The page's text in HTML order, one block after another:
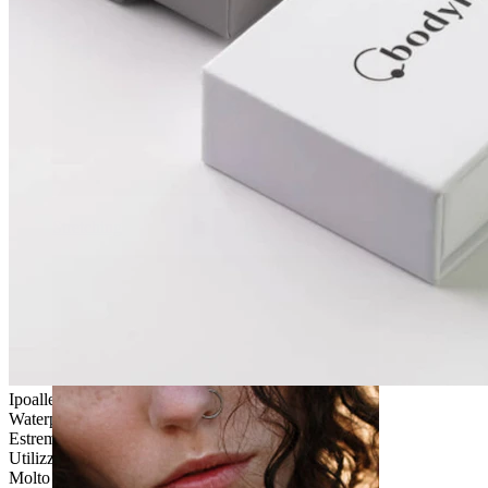
Ipoallergenico
Waterproof
Estremamente durevole
Utilizzo quotidiano
Molto facile